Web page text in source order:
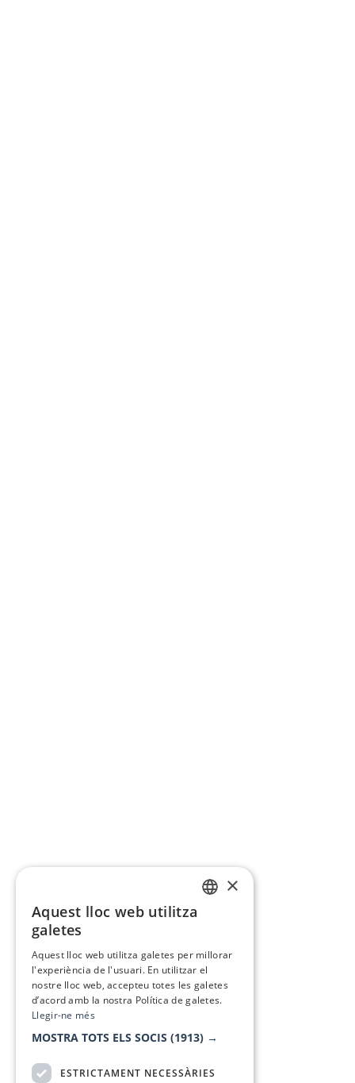
×
Aquest lloc web utilitza
galetes
Aquest lloc web utilitza galetes per millorar
l'experiència de l'usuari. En utilitzar el
nostre lloc web, accepteu totes les galetes
d’acord amb la nostra Política de galetes.
Llegir-ne més
MOSTRA TOTS ELS SOCIS (1913) →
ESTRICTAMENT NECESSÀRIES